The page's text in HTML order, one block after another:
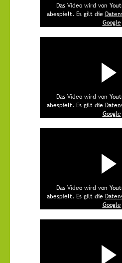
Das Video wird von
abespielt. Es gilt die
Google
Das Video wird von
abespielt. Es gilt die
Google
Das Video wird von
abespielt. Es gilt die
Google